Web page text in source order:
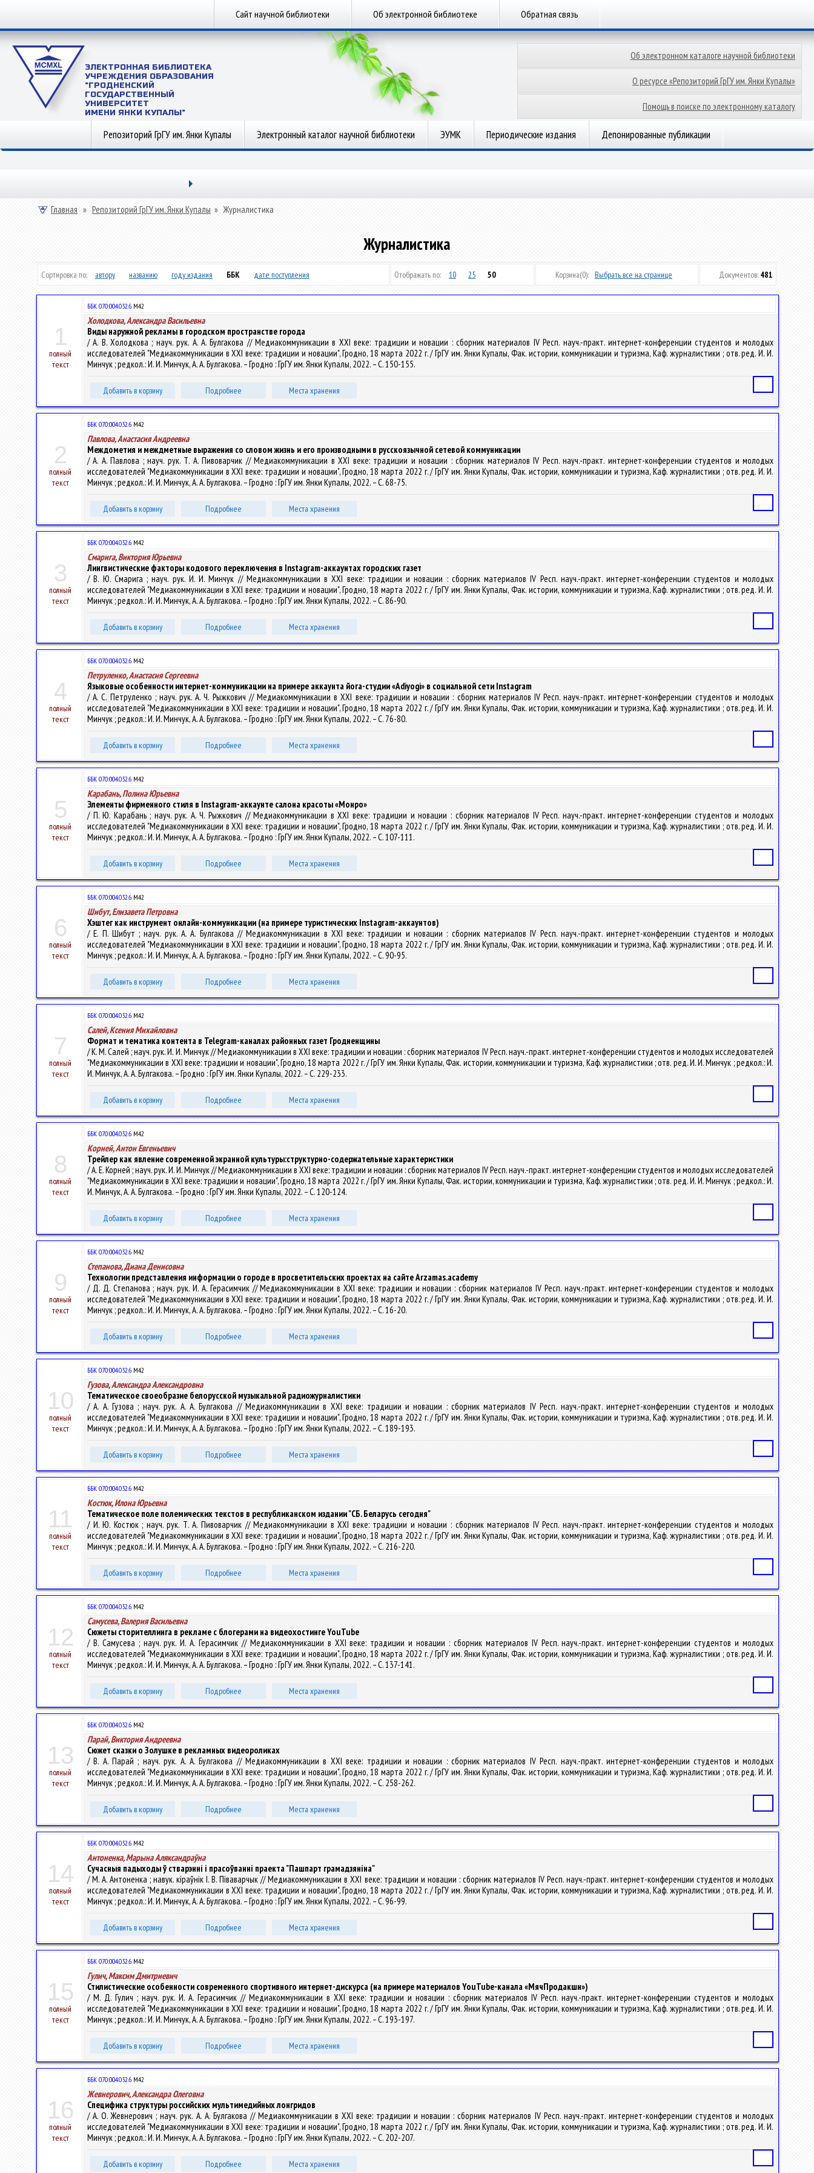
Сайт научной библиотеки Об электронной библиотеке Обратная связь
ЭЛЕКТРОННАЯ БИБЛИОТЕКА
УЧРЕЖДЕНИЯ ОБРАЗОВАНИЯ
"ГРОДНЕНСКИЙ
ГОСУДАРСТВЕННЫЙ
УНИВЕРСИТЕТ
ИМЕНИ ЯНКИ КУПАЛЫ"
Об электронном каталоге научной библиотеки
О ресурсе «Репозиторий ГрГУ им. Янки Купалы»
Помощь в поиске по электронному каталогу
Репозиторий ГрГУ им. Янки Купалы Электронный каталог научной библиотеки ЭУМК Периодические издания Депонированные публикации
Главная » Репозиторий ГрГУ им. Янки Купалы » Журналистика
Журналистика
Сортировка по: автору названию году издания ББК дате поступления Отображать по: 10 25 50 Корзина(0): Выбрать все на странице Документов: 481
1
полный
текст
ББК 070:004.032.6 М42
Холодкова, Александра Васильевна
Виды наружной рекламы в городском пространстве города
/ А. В. Холодкова ; науч. рук. А. А. Булгакова // Медиакоммуникации в XXI веке: традиции и новации : сборник материалов IV Респ. науч.-практ. интернет-конференции студентов и молодых
исследователей "Медиакоммуникации в XXI веке: традиции и новации", Гродно, 18 марта 2022 г. / ГрГУ им. Янки Купалы, Фак. истории, коммуникации и туризма, Каф. журналистики ; отв. ред. И. И.
Минчук ; редкол.: И. И. Минчук, А. А. Булгакова. – Гродно : ГрГУ им. Янки Купалы, 2022. – С. 150-155.
Добавить в корзину Подробнее Места хранения
2
полный
текст
ББК 070:004.032.6 М42
Павлова, Анастасия Андреевна
Междометия и междметные выражения со словом жизнь и его производными в русскоязычной сетевой коммуникации
/ А. А. Павлова ; науч. рук. Т. А. Пивоварчик // Медиакоммуникации в XXI веке: традиции и новации : сборник материалов IV Респ. науч.-практ. интернет-конференции студентов и молодых
исследователей "Медиакоммуникации в XXI веке: традиции и новации", Гродно, 18 марта 2022 г. / ГрГУ им. Янки Купалы, Фак. истории, коммуникации и туризма, Каф. журналистики ; отв. ред. И. И.
Минчук ; редкол.: И. И. Минчук, А. А. Булгакова. – Гродно : ГрГУ им. Янки Купалы, 2022. – С. 68-75.
Добавить в корзину Подробнее Места хранения
3
полный
текст
ББК 070:004.032.6 М42
Смарига, Виктория Юрьевна
Лингвистические факторы кодового переключения в Instagram-аккаунтах городских газет
/ В. Ю. Смарига ; науч. рук. И. И. Минчук // Медиакоммуникации в XXI веке: традиции и новации : сборник материалов IV Респ. науч.-практ. интернет-конференции студентов и молодых
исследователей "Медиакоммуникации в XXI веке: традиции и новации", Гродно, 18 марта 2022 г. / ГрГУ им. Янки Купалы, Фак. истории, коммуникации и туризма, Каф. журналистики ; отв. ред. И. И.
Минчук ; редкол.: И. И. Минчук, А. А. Булгакова. – Гродно : ГрГУ им. Янки Купалы, 2022. – С. 86-90.
Добавить в корзину Подробнее Места хранения
4
полный
текст
ББК 070:004.032.6 М42
Петруленко, Анастасия Сергеевна
Языковые особенности интернет-коммуникации на примере аккаунта йога-студии «Adiyogi» в социальной сети Instagram
/ А. С. Петруленко ; науч. рук. А. Ч. Рыжкович // Медиакоммуникации в XXI веке: традиции и новации : сборник материалов IV Респ. науч.-практ. интернет-конференции студентов и молодых
исследователей "Медиакоммуникации в XXI веке: традиции и новации", Гродно, 18 марта 2022 г. / ГрГУ им. Янки Купалы, Фак. истории, коммуникации и туризма, Каф. журналистики ; отв. ред. И. И.
Минчук ; редкол.: И. И. Минчук, А. А. Булгакова. – Гродно : ГрГУ им. Янки Купалы, 2022. – С. 76-80.
Добавить в корзину Подробнее Места хранения
5
полный
текст
ББК 070:004.032.6 М42
Карабань, Полина Юрьевна
Элементы фирменного стиля в Instagram-аккаунте салона красоты «Монро»
/ П. Ю. Карабань ; науч. рук. А. Ч. Рыжкович // Медиакоммуникации в XXI веке: традиции и новации : сборник материалов IV Респ. науч.-практ. интернет-конференции студентов и молодых
исследователей "Медиакоммуникации в XXI веке: традиции и новации", Гродно, 18 марта 2022 г. / ГрГУ им. Янки Купалы, Фак. истории, коммуникации и туризма, Каф. журналистики ; отв. ред. И. И.
Минчук ; редкол.: И. И. Минчук, А. А. Булгакова. – Гродно : ГрГУ им. Янки Купалы, 2022. – С. 107-111.
Добавить в корзину Подробнее Места хранения
6
полный
текст
ББК 070:004.032.6 М42
Шибут, Елизавета Петровна
Хэштег как инструмент онлайн-коммуникации (на примере туристических Instagram-аккаунтов)
/ Е. П. Шибут ; науч. рук. А. А. Булгакова // Медиакоммуникации в XXI веке: традиции и новации : сборник материалов IV Респ. науч.-практ. интернет-конференции студентов и молодых
исследователей "Медиакоммуникации в XXI веке: традиции и новации", Гродно, 18 марта 2022 г. / ГрГУ им. Янки Купалы, Фак. истории, коммуникации и туризма, Каф. журналистики ; отв. ред. И. И.
Минчук ; редкол.: И. И. Минчук, А. А. Булгакова. – Гродно : ГрГУ им. Янки Купалы, 2022. – С. 90-95.
Добавить в корзину Подробнее Места хранения
7
полный
текст
ББК 070:004.032.6 М42
Салей, Ксения Михайловна
Формат и тематика контента в Telegram-каналах районных газет Гродненщины
/ К. М. Салей ; науч. рук. И. И. Минчук // Медиакоммуникации в XXI веке: традиции и новации : сборник материалов IV Респ. науч.-практ. интернет-конференции студентов и молодых исследователей
"Медиакоммуникации в XXI веке: традиции и новации", Гродно, 18 марта 2022 г. / ГрГУ им. Янки Купалы, Фак. истории, коммуникации и туризма, Каф. журналистики ; отв. ред. И. И. Минчук ; редкол.: И.
И. Минчук, А. А. Булгакова. – Гродно : ГрГУ им. Янки Купалы, 2022. – С. 229-233.
Добавить в корзину Подробнее Места хранения
8
полный
текст
ББК 070:004.032.6 М42
Корней, Антон Евгеньевич
Трейлер как явление современной экранной культуры:структурно-содержательные характеристики
/ А. Е. Корней ; науч. рук. И. И. Минчук // Медиакоммуникации в XXI веке: традиции и новации : сборник материалов IV Респ. науч.-практ. интернет-конференции студентов и молодых исследователей
"Медиакоммуникации в XXI веке: традиции и новации", Гродно, 18 марта 2022 г. / ГрГУ им. Янки Купалы, Фак. истории, коммуникации и туризма, Каф. журналистики ; отв. ред. И. И. Минчук ; редкол.: И.
И. Минчук, А. А. Булгакова. – Гродно : ГрГУ им. Янки Купалы, 2022. – С. 120-124.
Добавить в корзину Подробнее Места хранения
9
полный
текст
ББК 070:004.032.6 М42
Степанова, Диана Денисовна
Технологии представления информации о городе в просветительских проектах на сайте Аrzamas.academy
/ Д. Д. Степанова ; науч. рук. И. А. Герасимчик // Медиакоммуникации в XXI веке: традиции и новации : сборник материалов IV Респ. науч.-практ. интернет-конференции студентов и молодых
исследователей "Медиакоммуникации в XXI веке: традиции и новации", Гродно, 18 марта 2022 г. / ГрГУ им. Янки Купалы, Фак. истории, коммуникации и туризма, Каф. журналистики ; отв. ред. И. И.
Минчук ; редкол.: И. И. Минчук, А. А. Булгакова. – Гродно : ГрГУ им. Янки Купалы, 2022. – С. 16-20.
Добавить в корзину Подробнее Места хранения
10
полный
текст
ББК 070:004.032.6 М42
Гузова, Александра Александровна
Тематическое своеобразие белорусской музыкальной радиожурналистики
/ А. А. Гузова ; науч. рук. А. А. Булгакова // Медиакоммуникации в XXI веке: традиции и новации : сборник материалов IV Респ. науч.-практ. интернет-конференции студентов и молодых
исследователей "Медиакоммуникации в XXI веке: традиции и новации", Гродно, 18 марта 2022 г. / ГрГУ им. Янки Купалы, Фак. истории, коммуникации и туризма, Каф. журналистики ; отв. ред. И. И.
Минчук ; редкол.: И. И. Минчук, А. А. Булгакова. – Гродно : ГрГУ им. Янки Купалы, 2022. – С. 189-193.
Добавить в корзину Подробнее Места хранения
11
полный
текст
ББК 070:004.032.6 М42
Костюк, Илона Юрьевна
Тематическое поле полемических текстов в республиканском издании "СБ. Беларусь сегодня"
/ И. Ю. Костюк ; науч. рук. Т. А. Пивоварчик // Медиакоммуникации в XXI веке: традиции и новации : сборник материалов IV Респ. науч.-практ. интернет-конференции студентов и молодых
исследователей "Медиакоммуникации в XXI веке: традиции и новации", Гродно, 18 марта 2022 г. / ГрГУ им. Янки Купалы, Фак. истории, коммуникации и туризма, Каф. журналистики ; отв. ред. И. И.
Минчук ; редкол.: И. И. Минчук, А. А. Булгакова. – Гродно : ГрГУ им. Янки Купалы, 2022. – С. 216-220.
Добавить в корзину Подробнее Места хранения
12
полный
текст
ББК 070:004.032.6 М42
Самусева, Валерия Васильевна
Сюжеты сторителлинга в рекламе с блогерами на видеохостинге YouTube
/ В. Самусева ; науч. рук. И. А. Герасимчик // Медиакоммуникации в XXI веке: традиции и новации : сборник материалов IV Респ. науч.-практ. интернет-конференции студентов и молодых
исследователей "Медиакоммуникации в XXI веке: традиции и новации", Гродно, 18 марта 2022 г. / ГрГУ им. Янки Купалы, Фак. истории, коммуникации и туризма, Каф. журналистики ; отв. ред. И. И.
Минчук ; редкол.: И. И. Минчук, А. А. Булгакова. – Гродно : ГрГУ им. Янки Купалы, 2022. – С. 137-141.
Добавить в корзину Подробнее Места хранения
13
полный
текст
ББК 070:004.032.6 М42
Парай, Виктория Андреевна
Сюжет сказки о Золушке в рекламных видеороликах
/ В. А. Парай ; науч. рук. А. А. Булгакова // Медиакоммуникации в XXI веке: традиции и новации : сборник материалов IV Респ. науч.-практ. интернет-конференции студентов и молодых
исследователей "Медиакоммуникации в XXI веке: традиции и новации", Гродно, 18 марта 2022 г. / ГрГУ им. Янки Купалы, Фак. истории, коммуникации и туризма, Каф. журналистики ; отв. ред. И. И.
Минчук ; редкол.: И. И. Минчук, А. А. Булгакова. – Гродно : ГрГУ им. Янки Купалы, 2022. – С. 258-262.
Добавить в корзину Подробнее Места хранения
14
полный
текст
ББК 070:004.032.6 М42
Антоненка, Марына Аляксандраўна
Сучасныя падыходы ў стварэнні і прасоўванні праекта "Пашпарт грамадзяніна"
/ М. А. Антоненка ; навук. кіраўнік І. В. Піваварчык // Медиакоммуникации в XXI веке: традиции и новации : сборник материалов IV Респ. науч.-практ. интернет-конференции студентов и молодых
исследователей "Медиакоммуникации в XXI веке: традиции и новации", Гродно, 18 марта 2022 г. / ГрГУ им. Янки Купалы, Фак. истории, коммуникации и туризма, Каф. журналистики ; отв. ред. И. И.
Минчук ; редкол.: И. И. Минчук, А. А. Булгакова. – Гродно : ГрГУ им. Янки Купалы, 2022. – С. 96-99.
Добавить в корзину Подробнее Места хранения
15
полный
текст
ББК 070:004.032.6 М42
Гулич, Максим Дмитриевич
Стилистические особенности современного спортивного интернет-дискурса (на примере материалов YouTube-канала «МячПродакшн»)
/ М. Д. Гулич ; науч. рук. И. А. Герасимчик // Медиакоммуникации в XXI веке: традиции и новации : сборник материалов IV Респ. науч.-практ. интернет-конференции студентов и молодых
исследователей "Медиакоммуникации в XXI веке: традиции и новации", Гродно, 18 марта 2022 г. / ГрГУ им. Янки Купалы, Фак. истории, коммуникации и туризма, Каф. журналистики ; отв. ред. И. И.
Минчук ; редкол.: И. И. Минчук, А. А. Булгакова. – Гродно : ГрГУ им. Янки Купалы, 2022. – С. 193-197.
Добавить в корзину Подробнее Места хранения
16
полный
текст
ББК 070:004.032.6 М42
Жевнерович, Александра Олеговна
Специфика структуры российских мультимедийных лонгридов
/ А. О. Жевнерович ; науч. рук. А. А. Булгакова // Медиакоммуникации в XXI веке: традиции и новации : сборник материалов IV Респ. науч.-практ. интернет-конференции студентов и молодых
исследователей "Медиакоммуникации в XXI веке: традиции и новации", Гродно, 18 марта 2022 г. / ГрГУ им. Янки Купалы, Фак. истории, коммуникации и туризма, Каф. журналистики ; отв. ред. И. И.
Минчук ; редкол.: И. И. Минчук, А. А. Булгакова. – Гродно : ГрГУ им. Янки Купалы, 2022. – С. 202-207.
Добавить в корзину Подробнее Места хранения